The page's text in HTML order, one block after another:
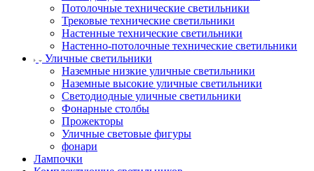
Потолочные технические светильники
Трековые технические светильники
Настенные технические светильники
Настенно-потолочные технические светильники
Уличные светильники
Наземные низкие уличные светильники
Наземные высокие уличные светильники
Светодиодные уличные светильники
Фонарные столбы
Прожекторы
Уличные световые фигуры
фонари
Лампочки